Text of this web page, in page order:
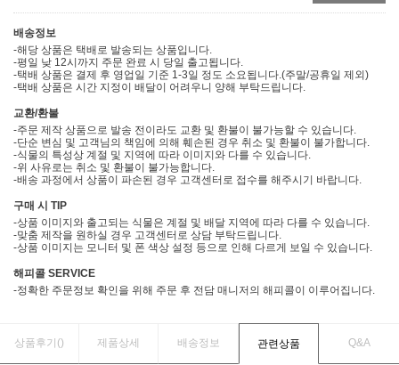
배송정보
-해당 상품은 택배로 발송되는 상품입니다.
-평일 낮 12시까지 주문 완료 시 당일 출고됩니다.
-택배 상품은 결제 후 영업일 기준 1-3일 정도 소요됩니다.(주말/공휴일 제외)
-택배 상품은 시간 지정이 배달이 어려우니 양해 부탁드립니다.
교환/환불
-주문 제작 상품으로 발송 전이라도 교환 및 환불이 불가능할 수 있습니다.
-단순 변심 및 고객님의 책임에 의해 훼손된 경우 취소 및 환불이 불가합니다.
-식물의 특성상 계절 및 지역에 따라 이미지와 다를 수 있습니다.
-위 사유로는 취소 및 환불이 불가능합니다.
-배송 과정에서 상품이 파손된 경우 고객센터로 접수를 해주시기 바랍니다.
구매 시 TIP
-상품 이미지와 출고되는 식물은 계절 및 배달 지역에 따라 다를 수 있습니다.
-맞춤 제작을 원하실 경우 고객센터로 상담 부탁드립니다.
-상품 이미지는 모니터 및 폰 색상 설정 등으로 인해 다르게 보일 수 있습니다.
해피콜 SERVICE
-정확한 주문정보 확인을 위해 주문 후 전담 매니저의 해피콜이 이루어집니다.
상품후기() 제품상세 배송정보 관련상품 Q&A